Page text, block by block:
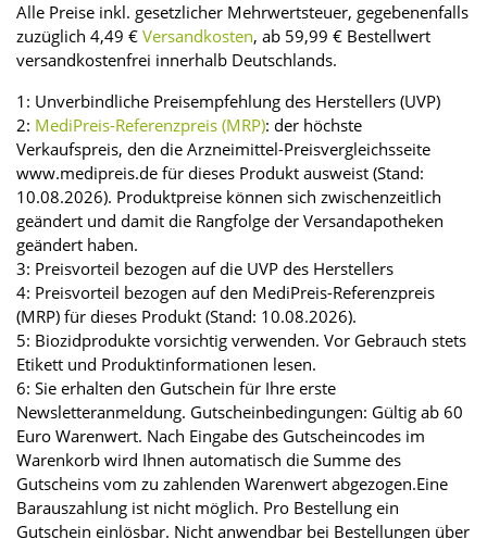
Alle Preise inkl. gesetzlicher Mehrwertsteuer, gegebenenfalls
zuzüglich 4,49 € Versandkosten, ab 59,99 € Bestellwert
versandkostenfrei innerhalb Deutschlands.
1: Unverbindliche Preisempfehlung des Herstellers (UVP)
2: MediPreis-Referenzpreis (MRP): der höchste
Verkaufspreis, den die Arzneimittel-Preisvergleichsseite
www.medipreis.de für dieses Produkt ausweist (Stand:
10.08.2026). Produktpreise können sich zwischenzeitlich
geändert und damit die Rangfolge der Versandapotheken
geändert haben.
3: Preisvorteil bezogen auf die UVP des Herstellers
4: Preisvorteil bezogen auf den MediPreis-Referenzpreis
(MRP) für dieses Produkt (Stand: 10.08.2026).
5: Biozidprodukte vorsichtig verwenden. Vor Gebrauch stets
Etikett und Produktinformationen lesen.
6: Sie erhalten den Gutschein für Ihre erste
Newsletteranmeldung. Gutscheinbedingungen: Gültig ab 60
Euro Warenwert. Nach Eingabe des Gutscheincodes im
Warenkorb wird Ihnen automatisch die Summe des
Gutscheins vom zu zahlenden Warenwert abgezogen.Eine
Barauszahlung ist nicht möglich. Pro Bestellung ein
Gutschein einlösbar. Nicht anwendbar bei Bestellungen über